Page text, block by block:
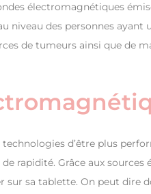
électromagnétiques
niveau des personnes ayant
de tumeurs ainsi que de
d’être plus
rapidité. Grâce aux
sur sa tablette. On peut dire